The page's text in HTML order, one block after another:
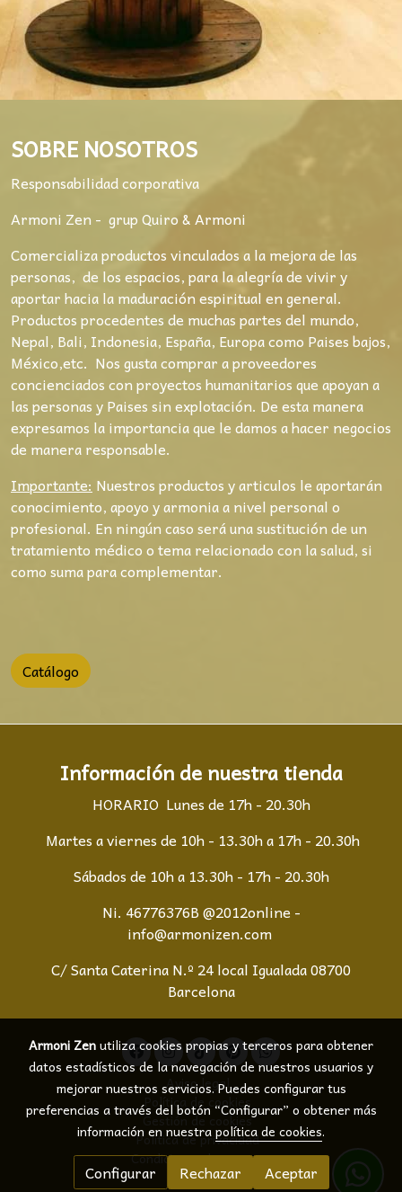
SOBRE NOSOTROS
Responsabilidad corporativa
Armoni Zen - grup Quiro & Armoni
Comercializa productos vinculados a la mejora de las
personas, de los espacios, para la alegría de vivir y
aportar hacia la maduración espiritual en general.
Productos procedentes de muchas partes del mundo,
Nepal, Bali, Indonesia, España, Europa como Paises bajos,
México,etc. Nos gusta comprar a proveedores
concienciados con proyectos humanitarios que apoyan a
las personas y Paises sin explotación. De esta manera
expresamos la importancia que le damos a hacer negocios
de manera responsable.
Importante: Nuestros productos y articulos le aportarán
conocimiento, apoyo y armonia a nivel personal o
profesional. En ningún caso será una sustitución de un
tratamiento médico o tema relacionado con la salud, si
como suma para complementar.
Catálogo
Información de nuestra tienda
HORARIO Lunes de 17h - 20.30h
Martes a viernes de 10h - 13.30h a 17h - 20.30h
Sábados de 10h a 13.30h - 17h - 20.30h
Ni. 46776376B @2012online -
info@armonizen.com
C/ Santa Caterina N.º 24 local Igualada 08700
Barcelona
Aviso legal
Política de cookies
Gestión de cookies
Política de privacidad
Condiciones de compra
Armoni Zenutiliza cookies propias y terceros para obtener
datos estadísticos de la navegación de nuestros usuarios y
mejorar nuestros servicios. Puedes configurar tus
preferencias a través del botón “Configurar” o obtener más
información en nuestrapolítica de cookies.
Configurar Rechazar Aceptar